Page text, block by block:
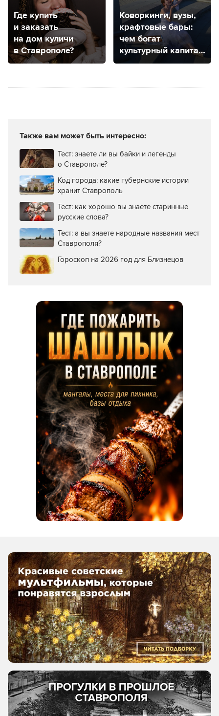
Где купить
и заказать
на дом куличи
в Ставрополе?
Коворкинги, вузы,
крафтовые бары:
чем богат
культурный капитал
Ставрополя?
Также вам может быть интересно:
Тест: знаете ли вы байки и легенды
о Ставрополе?
Код города: какие губернские истории
хранит Ставрополь
Тест: как хорошо вы знаете старинные
русские слова?
Тест: а вы знаете народные названия мест
Ставрополя?
Гороскоп на 2026 год для Близнецов